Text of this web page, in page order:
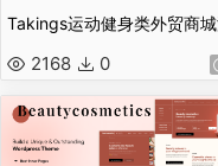
Takings运动健身类外贸商
2168 0